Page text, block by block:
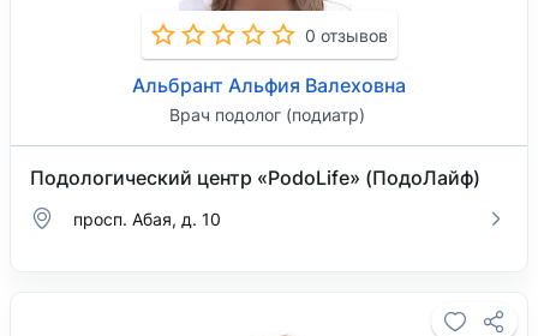
0 отзывов
Альбрант Альфия Валеховна
Врач подолог (подиатр)
Подологический центр «PodoLife» (ПодоЛайф)
просп. Абая, д. 10